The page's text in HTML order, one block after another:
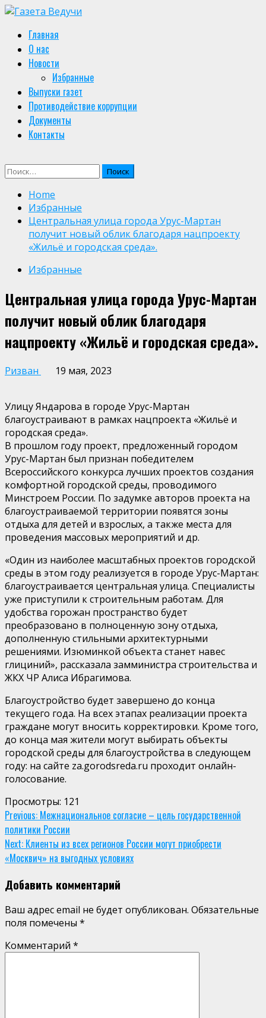
Skip
content
Primary
Menu
Главная
О нас
Новости
Избранные
Выпуски газет
Противодействие коррупции
Документы
Контакты
Найти:
Home
Избранные
Центральная улица города Урус-Мартан
получит новый облик благодаря нацпроекту
«Жильё и городская среда».
Избранные
Центральная улица города Урус-Мартан
получит новый облик благодаря
нацпроекту «Жильё и городская среда».
Ризван 19 мая, 2023
Улицу Яндарова в городе Урус-Мартан
благоустраивают в рамках нацпроекта «Жильё и
городская среда».
В прошлом году проект, предложенный городом
Урус-Мартан был признан победителем
Всероссийского конкурса лучших проектов создания
комфортной городской среды, проводимого
Минстроем России. По задумке авторов проекта на
благоустраиваемой территории появятся зоны
отдыха для детей и взрослых, а также места для
проведения массовых мероприятий и др.
«Один из наиболее масштабных проектов городской
среды в этом году реализуется в городе Урус-Мартан:
благоустраивается центральная улица. Специалисты
уже приступили к строительным работам. Для
удобства горожан пространство будет
преобразовано в полноценную зону отдыха,
дополненную стильными архитектурными
решениями. Изюминкой объекта станет навес
глициний», рассказала замминистра строительства и
ЖКХ ЧР Алиса Ибрагимова.
Благоустройство будет завершено до конца
текущего года. На всех этапах реализации проекта
граждане могут вносить корректировки. Кроме того,
до конца мая жители могут выбирать объекты
городской среды для благоустройства в следующем
году: на сайте za.gorodsreda.ru проходит онлайн-
голосование.
Просмотры: 121
Continue
Reading
Previous: Межнациональное согласие – цель государственной
политики России
Next: Клиенты из всех регионов России могут приобрести
«Москвич» на выгодных условиях
Добавить комментарий
Ваш адрес email не будет опубликован. Обязательные
поля помечены *
Комментарий *